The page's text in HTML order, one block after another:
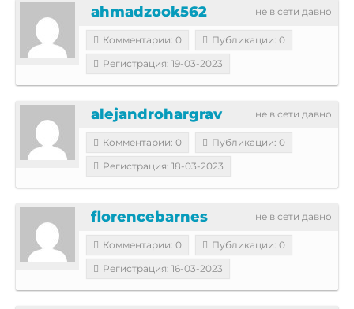
не в сети давно
ahmadzook562
Комментарии: 0
Публикации: 0
Регистрация: 19-03-2023
не в сети давно
alejandrohargrav
Комментарии: 0
Публикации: 0
Регистрация: 18-03-2023
не в сети давно
florencebarnes
Комментарии: 0
Публикации: 0
Регистрация: 16-03-2023